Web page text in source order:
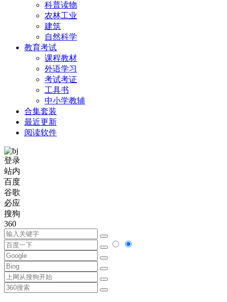
科普读物
农林工业
建筑
自然科学
教育考试
课程教材
外语学习
考试考证
工具书
中小学教辅
合集套装
最近更新
阅读软件
登录
站内
百度
谷歌
必应
搜狗
360